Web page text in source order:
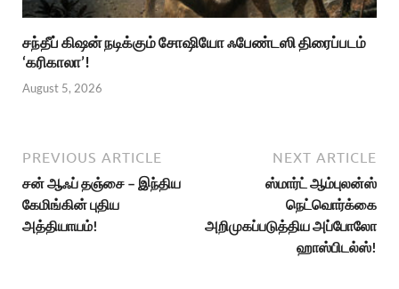
சந்தீப் கிஷன் நடிக்கும் சோஷியோ ஃபேண்டஸி திரைப்படம்
‘கரிகாலா’!
August 5, 2026
PREVIOUS ARTICLE
சன் ஆஃப் தஞ்சை – இந்திய
கேமிங்கின் புதிய
அத்தியாயம்!
NEXT ARTICLE
ஸ்மார்ட் ஆம்புலன்ஸ்
நெட்வொர்க்கை
அறிமுகப்படுத்திய அப்போலோ
ஹாஸ்பிடல்ஸ்!